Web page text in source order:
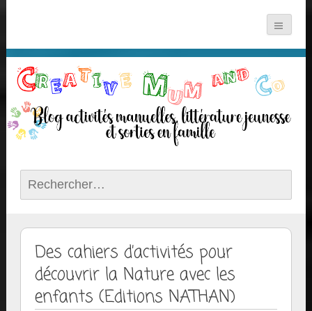
Rechercher :
Des cahiers d’activités pour
découvrir la Nature avec les
enfants (Editions NATHAN)